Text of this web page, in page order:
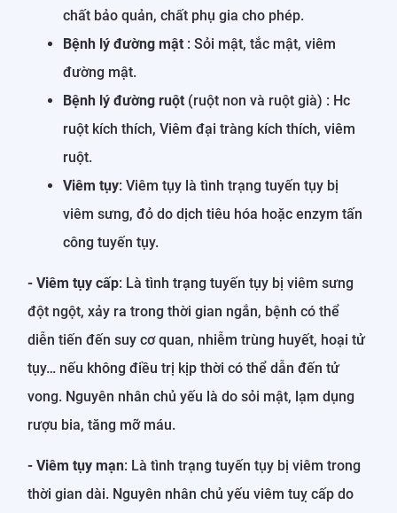
chất bảo quản, chất phụ gia cho phép.
Bệnh lý đường mật : Sỏi mật, tắc mật, viêm
đường mật.
Bệnh lý đường ruột (ruột non và ruột già) : Hc
ruột kích thích, Viêm đại tràng kích thích, viêm
ruột.
Viêm tụy: Viêm tụy là tình trạng tuyến tụy bị
viêm sưng, đỏ do dịch tiêu hóa hoặc enzym tấn
công tuyến tụy.
- Viêm tụy cấp: Là tình trạng tuyến tụy bị viêm sưng
đột ngột, xảy ra trong thời gian ngắn, bệnh có thể
diễn tiến đến suy cơ quan, nhiễm trùng huyết, hoại tử
tụy… nếu không điều trị kịp thời có thể dẫn đến tử
vong. Nguyên nhân chủ yếu là do sỏi mật, lạm dụng
rượu bia, tăng mỡ máu.
- Viêm tụy mạn: Là tình trạng tuyến tụy bị viêm trong
thời gian dài. Nguyên nhân chủ yếu viêm tuỵ cấp do